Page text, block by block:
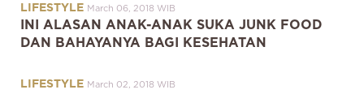
LIFESTYLE March 06, 2018 WIB
INI ALASAN ANAK-ANAK SUKA JUNK FOOD
DAN BAHAYANYA BAGI KESEHATAN
LIFESTYLE March 02, 2018 WIB